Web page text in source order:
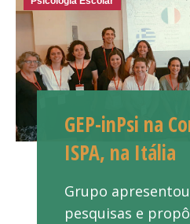
GEP-inPsi na
ISPA, na Itália
Grupo
pesquisas e